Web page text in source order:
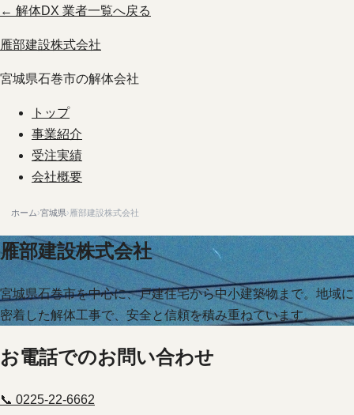
← 解体DX 業者一覧へ戻る
雁部建設株式会社
宮城県石巻市の解体会社
トップ
事業紹介
受注実績
会社概要
ホーム›宮城県› 雁部建設株式会社
雁部建設株式会社
宮城県石巻市を中心に、戸建住宅から中小建築物まで。地域に
密着した解体工事で、安全と信頼を積み重ねています。
お電話でのお問い合わせ
📞 0225-22-6662